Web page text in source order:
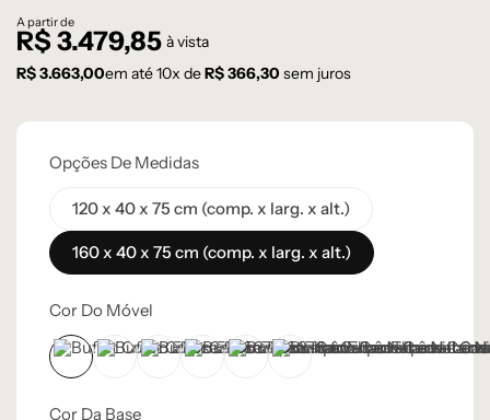
A partir de
R$ 3.479,85 à vista
R$3.663,00em até10x deR$366,30 sem juros
Opções De Medidas
120 x 40 x 75 cm (comp. x larg. x alt.)
160 x 40 x 75 cm (comp. x larg. x alt.)
Cor Do Móvel
CastanhoChampanheCinza Grafite Metalizado
ÉbanoLâmina Off-White
Natural
Cor Da Base